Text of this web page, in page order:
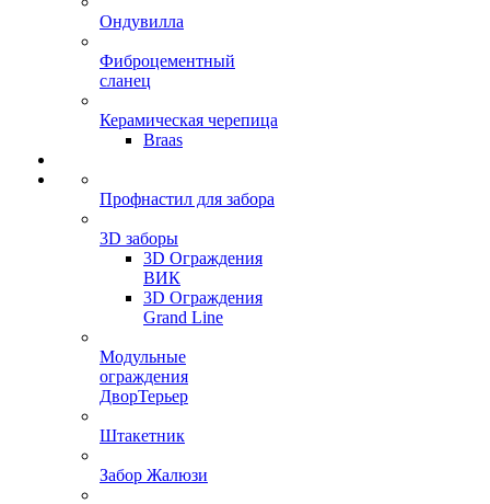
Ондувилла
Фиброцементный
сланец
Керамическая черепица
Braas
Профнастил для забора
3D заборы
3D Ограждения
ВИК
3D Ограждения
Grand Line
Модульные
ограждения
ДворТерьер
Штакетник
Забор Жалюзи